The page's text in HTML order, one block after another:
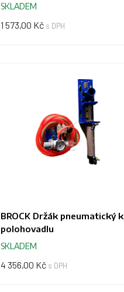
SKLADEM
1 573,00 Kč s DPH
BROCK Držák pneumatický k
polohovadlu
SKLADEM
4 356,00 Kč s DPH